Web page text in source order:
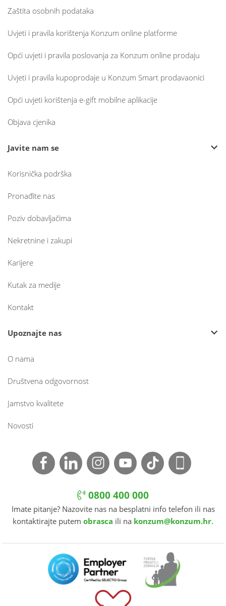
Zaštita osobnih podataka
Uvjeti i pravila korištenja Konzum online platforme
Opći uvjeti i pravila poslovanja za Konzum online prodaju
Uvjeti i pravila kupoprodaje u Konzum Smart prodavaonici
Opći uvjeti korištenja e-gift mobilne aplikacije
Objava cjenika
Javite nam se
Korisnička podrška
Pronađite nas
Poziv dobavljačima
Nekretnine i zakupi
Karijere
Kutak za medije
Kontakt
Upoznajte nas
O nama
Društvena odgovornost
Jamstvo kvalitete
Novosti
0800 400 000
Imate pitanje? Nazovite nas na besplatni info telefon ili nas
kontaktirajte putem obrasca ili na konzum@konzum.hr.